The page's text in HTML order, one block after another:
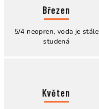
Březen
5/4 neopren, voda je stále
studená
Květen